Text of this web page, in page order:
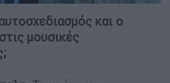
και ο
μουσικές